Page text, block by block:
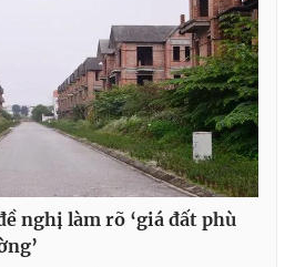
nghị làm rõ ‘giá đất phù